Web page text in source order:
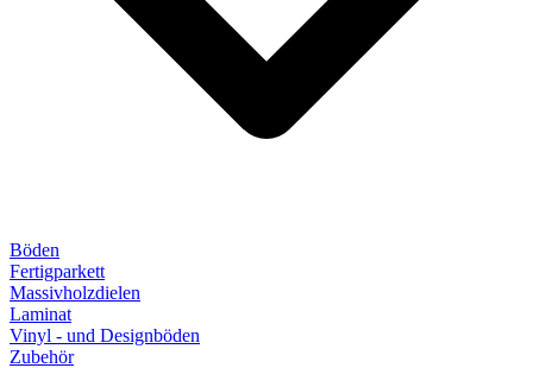
Böden
Fertigparkett
Massivholzdielen
Laminat
Vinyl - und Designböden
Zubehör